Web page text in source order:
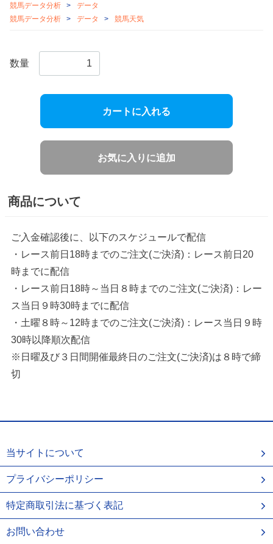
競馬データ分析
データ
競馬データ分析
データ 競馬天気
数量
カートに入れる
お気に入りに追加
商品について
ご入金確認後に、以下のスケジュールで配信
・レース前日18時までのご注文(ご決済)：レース前日20
時までに配信
・レース前日18時～当日８時までのご注文(ご決済)：レー
ス当日９時30時までに配信
・土曜８時～12時までのご注文(ご決済)：レース当日９時
30時以降順次配信
※日曜及び３日間開催最終日のご注文(ご決済)は８時で締
切
当サイトについて
プライバシーポリシー
特定商取引法に基づく表記
お問い合わせ